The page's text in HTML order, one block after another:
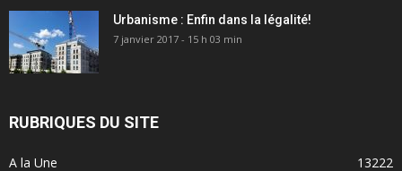
Urbanisme : Enfin dans la légalité!
7 janvier 2017 - 15 h 03 min
RUBRIQUES DU SITE
A la Une 13222